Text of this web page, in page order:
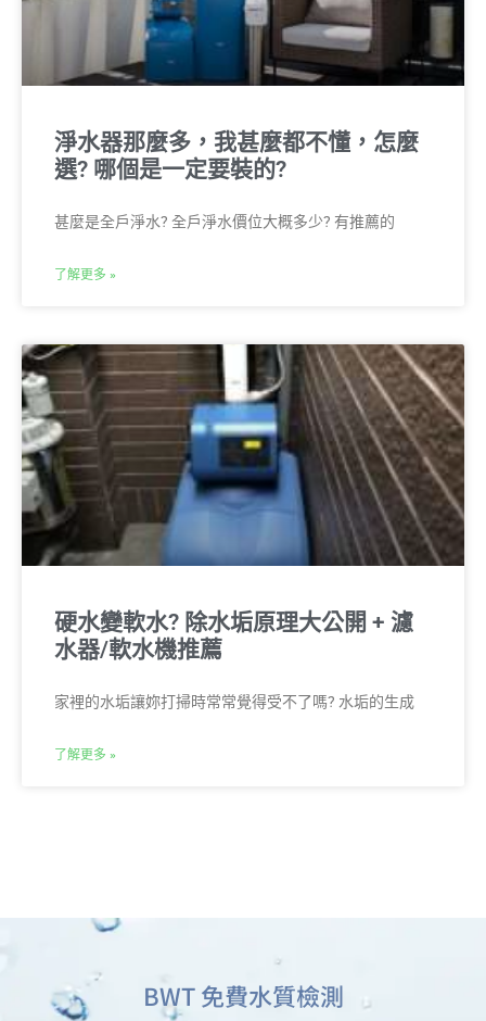
淨水器那麼多，我甚麼都不懂，怎麼
選? 哪個是一定要裝的?
甚麼是全戶淨水? 全戶淨水價位大概多少? 有推薦的
了解更多 »
硬水變軟水? 除水垢原理大公開 + 濾
水器/軟水機推薦
家裡的水垢讓妳打掃時常常覺得受不了嗎? 水垢的生成
了解更多 »
BWT 免費水質檢測